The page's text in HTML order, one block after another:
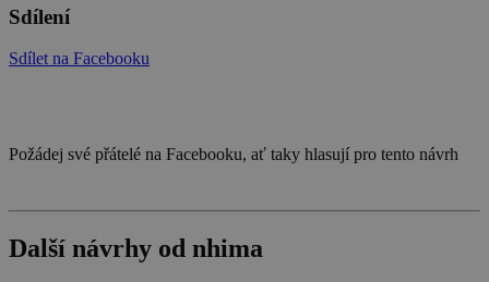
Sdílení
Sdílet na Facebooku
Požádej své přátelé na Facebooku, ať taky hlasují pro tento návrh
Další návrhy od nhima